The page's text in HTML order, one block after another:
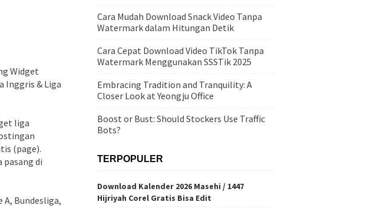
Widget
Inggris & Liga
liga
(page).
pasang di
A, Bundesliga,
Cara Mudah Download Snack Video Tanpa
Watermark dalam Hitungan Detik
Cara Cepat Download Video TikTok Tanpa
Watermark Menggunakan SSSTik 2025
Embracing Tradition and Tranquility: A
Closer Look at Yeongju Office
Boost or Bust: Should Stockers Use Traffic
Bots?
TERPOPULER
Download Kalender 2026 Masehi / 1447
Hijriyah Corel Gratis Bisa Edit